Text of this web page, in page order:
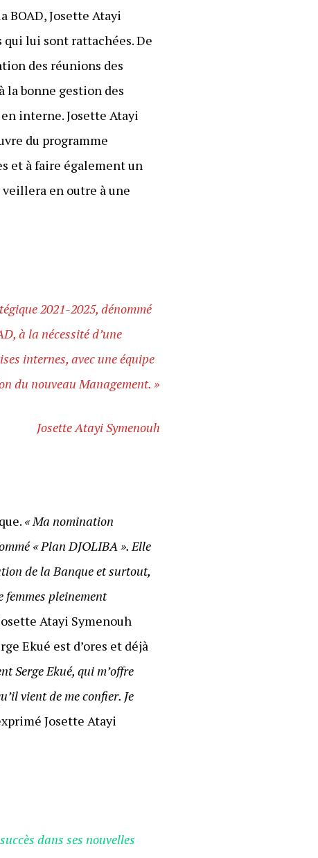
BOAD, Josette Atayi
lui sont rattachées. De
des réunions des
la bonne gestion des
interne. Josette Atayi
du programme
et à faire également un
en outre à une
2021-2025, dénommé
à la nécessité d’une
internes, avec une équipe
du nouveau Management. »
Josette Atayi Symenouh
« Ma nomination
« Plan DJOLIBA ». Elle
de la Banque et surtout,
femmes pleinement
Atayi Symenouh
Ekué est d’ores et déjà
Serge Ekué, qui m’offre
vient de me confier. Je
Josette Atayi
dans ses nouvelles